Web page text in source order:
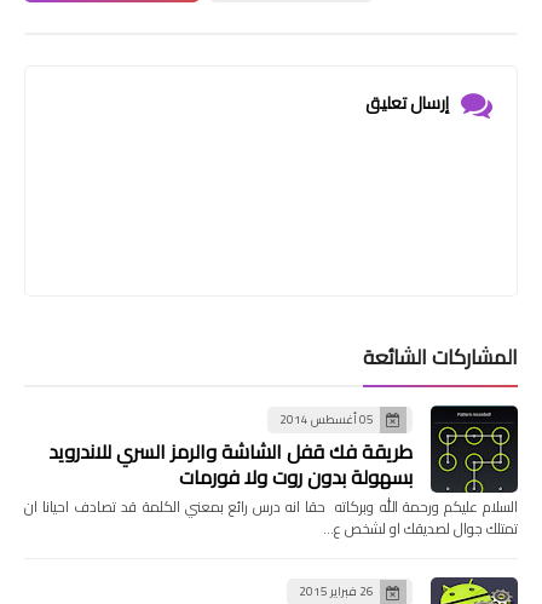
إرسال تعليق
المشاركات الشائعة
05 أغسطس 2014
طريقة فك قفل الشاشة والرمز السري للاندرويد
بسهولة بدون روت ولا فورمات
السلام عليكم ورحمة الله وبركاته حقا انه درس رائع بمعني الكلمة قد تصادف احيانا ان
تمتلك جوال لصديقك او لشخص ع…
26 فبراير 2015